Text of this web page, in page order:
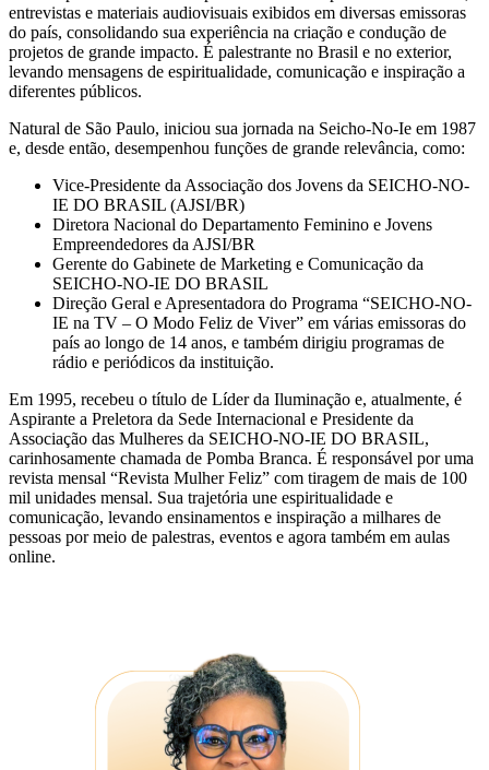
entrevistas e materiais audiovisuais exibidos em diversas emissoras
do país, consolidando sua experiência na criação e condução de
projetos de grande impacto. É palestrante no Brasil e no exterior,
levando mensagens de espiritualidade, comunicação e inspiração a
diferentes públicos.
Natural de São Paulo, iniciou sua jornada na Seicho-No-Ie em 1987
e, desde então, desempenhou funções de grande relevância, como:
Vice-Presidente da Associação dos Jovens da SEICHO-NO-
IE DO BRASIL (AJSI/BR)
Diretora Nacional do Departamento Feminino e Jovens
Empreendedores da AJSI/BR
Gerente do Gabinete de Marketing e Comunicação da
SEICHO-NO-IE DO BRASIL
Direção Geral e Apresentadora do Programa “SEICHO-NO-
IE na TV – O Modo Feliz de Viver” em várias emissoras do
país ao longo de 14 anos, e também dirigiu programas de
rádio e periódicos da instituição.
Em 1995, recebeu o título de Líder da Iluminação e, atualmente, é
Aspirante a Preletora da Sede Internacional e Presidente da
Associação das Mulheres da SEICHO-NO-IE DO BRASIL,
carinhosamente chamada de Pomba Branca. É responsável por uma
revista mensal “Revista Mulher Feliz” com tiragem de mais de 100
mil unidades mensal. Sua trajetória une espiritualidade e
comunicação, levando ensinamentos e inspiração a milhares de
pessoas por meio de palestras, eventos e agora também em aulas
online.